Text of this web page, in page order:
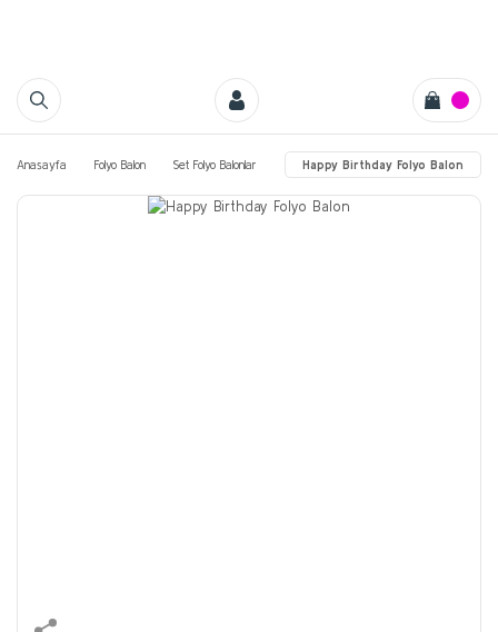
Anasayfa Folyo Balon Set Folyo Balonlar Happy Birthday Folyo Balon